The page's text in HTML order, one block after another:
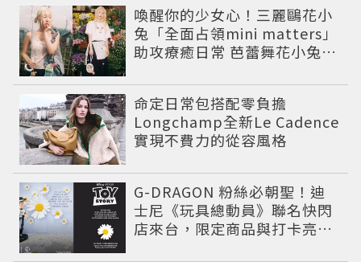
喚醒你的少女心！三麗鷗花小
兔「全面占領mini matters」
助攻療癒日常 芭蕾舞花小兔娃
命定日常包搭配零負擔
Longchamp全新Le Cadence
實現不費力的從容風格
G-DRAGON 粉絲必朝聖！迪
士尼《玩具總動員》聯名快閃
店來台，限定商品與打卡亮點